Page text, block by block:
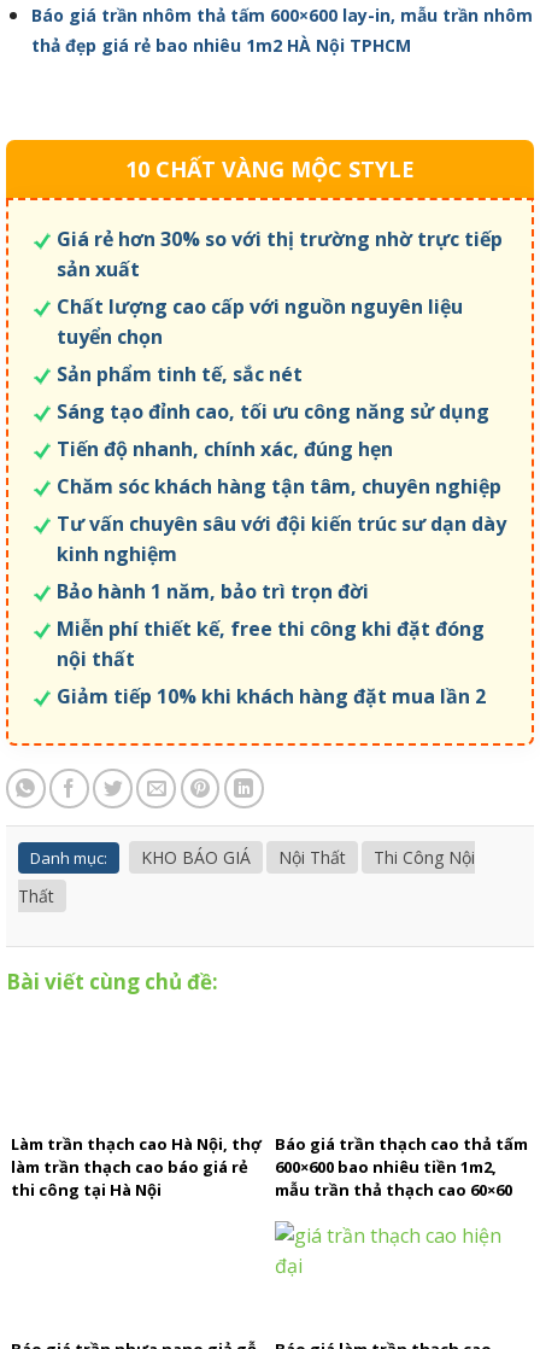
Báo giá trần nhôm thả tấm 600×600 lay-in, mẫu trần nhôm
thả đẹp giá rẻ bao nhiêu 1m2 HÀ Nội TPHCM
10 CHẤT VÀNG MỘC STYLE
Giá rẻ hơn 30% so với thị trường nhờ trực tiếp
sản xuất
Chất lượng cao cấp với nguồn nguyên liệu
tuyển chọn
Sản phẩm tinh tế, sắc nét
Sáng tạo đỉnh cao, tối ưu công năng sử dụng
Tiến độ nhanh, chính xác, đúng hẹn
Chăm sóc khách hàng tận tâm, chuyên nghiệp
Tư vấn chuyên sâu với đội kiến trúc sư dạn dày
kinh nghiệm
Bảo hành 1 năm, bảo trì trọn đời
Miễn phí thiết kế, free thi công khi đặt đóng
nội thất
Giảm tiếp 10% khi khách hàng đặt mua lần 2
Danh mục: KHO BÁO GIÁ Nội Thất
Thi Công Nội
Thất
Bài viết cùng chủ đề:
Làm trần thạch cao Hà Nội, thợ
làm trần thạch cao báo giá rẻ
thi công tại Hà Nội
Báo giá trần thạch cao thả tấm
600×600 bao nhiêu tiền 1m2,
mẫu trần thả thạch cao 60×60